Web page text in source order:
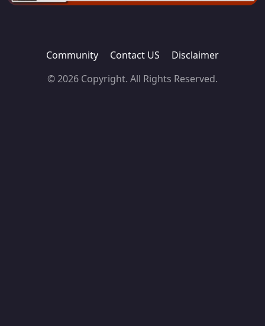
Community Contact US
Disclaimer
© 2026 Copyright. All Rights Reserved.